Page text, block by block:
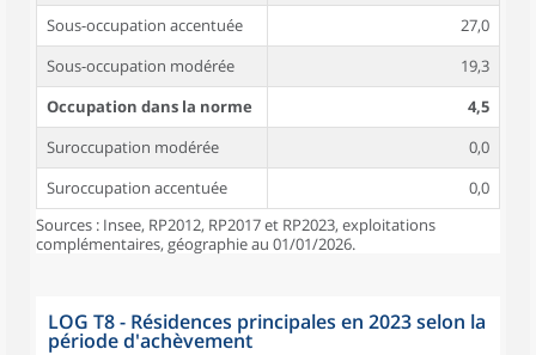
Sous-occupation accentuée
27,0
Sous-occupation modérée
19,3
Occupation dans la norme
4,5
Suroccupation modérée
0,0
Suroccupation accentuée
0,0
Sources : Insee, RP2012, RP2017 et RP2023, exploitations
complémentaires, géographie au 01/01/2026.
LOG T8 - Résidences principales en 2023 selon la
période d'achèvement